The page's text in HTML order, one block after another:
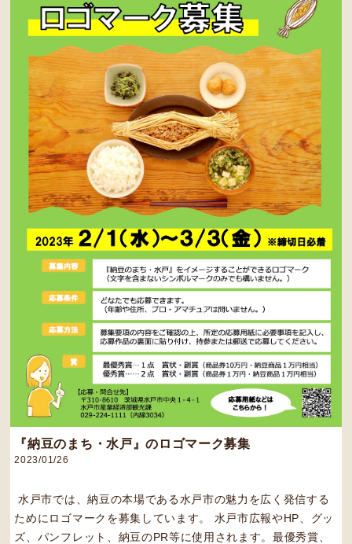
『納豆のまち・水戸』のロゴマーク募集
2023/01/26
水戸市では、納豆の本場である水戸市の魅力を広く発信する
ためにロゴマークを募集しています。 水戸市広報やHP、グッ
ズ、パンフレット、納豆のPR等に使用されます。最優秀賞、